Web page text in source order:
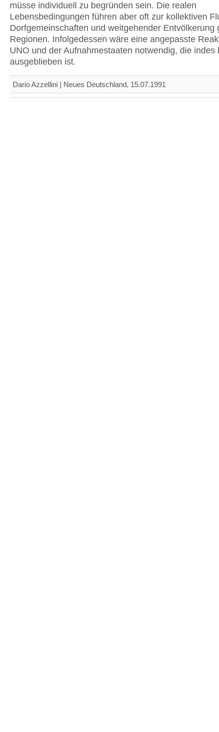
müsse individuell zu begründen sein. Die realen
Lebensbedingungen führen aber oft zur kollektiven
Dorfgemeinschaften und weitgehender Entvölkerung
Regionen. Infolgedessen wäre eine angepasste
UNO und der Aufnahmestaaten notwendig, die indes
ausgeblieben ist.
Dario Azzellini | Neues Deutschland, 15.07.1991